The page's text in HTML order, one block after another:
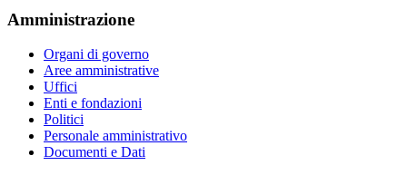
Amministrazione
Organi di governo
Aree amministrative
Uffici
Enti e fondazioni
Politici
Personale amministrativo
Documenti e Dati